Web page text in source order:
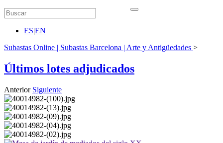
ES|EN
Subastas Online | Subastas Barcelona | Arte y Antigüedades >
Últimos lotes adjudicados
Anterior Siguiente